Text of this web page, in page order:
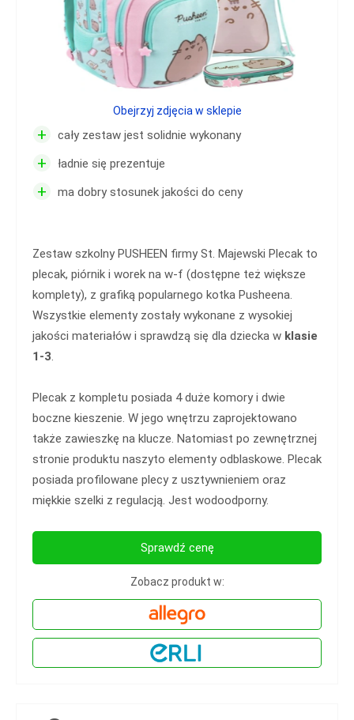
+ cały zestaw jest solidnie wykonany
+ ładnie się prezentuje
+ ma dobry stosunek jakości do ceny
Zestaw szkolny PUSHEEN firmy St. Majewski Plecak to
plecak, piórnik i worek na w-f (dostępne też większe
komplety), z grafiką popularnego kotka Pusheena.
Wszystkie elementy zostały wykonane z wysokiej
jakości materiałów i sprawdzą się dla dziecka w klasie
1-3.
Plecak z kompletu posiada 4 duże komory i dwie
boczne kieszenie. W jego wnętrzu zaprojektowano
także zawieszkę na klucze. Natomiast po zewnętrznej
stronie produktu naszyto elementy odblaskowe. Plecak
posiada profilowane plecy z usztywnieniem oraz
miękkie szelki z regulacją. Jest wodoodporny.
Obejrzyj zdjęcia w sklepie
Sprawdź cenę
Zobacz produkt w: